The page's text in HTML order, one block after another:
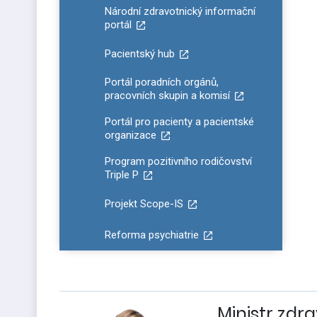
Národní zdravotnický informační
portál
Pacientský hub
Portál poradních orgánů,
pracovních skupin a komisí
Portál pro pacienty a pacientské
organizace
Program pozitivního rodičovství
Triple P
Projekt Scope-IS
Reforma psychiatrie